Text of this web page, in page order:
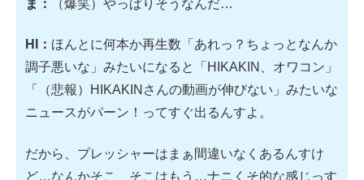
ま： （爆笑）やっぱりそうなんだ…
HI： ほんとに何本か再生数「あれっ？ちょっとなんか
調子悪いな」みたいになると「HIKAKIN、オワコン」
「（悲報）HIKAKINさんの動画が伸びない」みたいな
ニュースがパーン！ってすぐ出るんすよ。
だから、プレッシャーはまぁ間違いなくあるんすけ
ど…なんかそこ、そこはもう…ナニくそ的な感じっす